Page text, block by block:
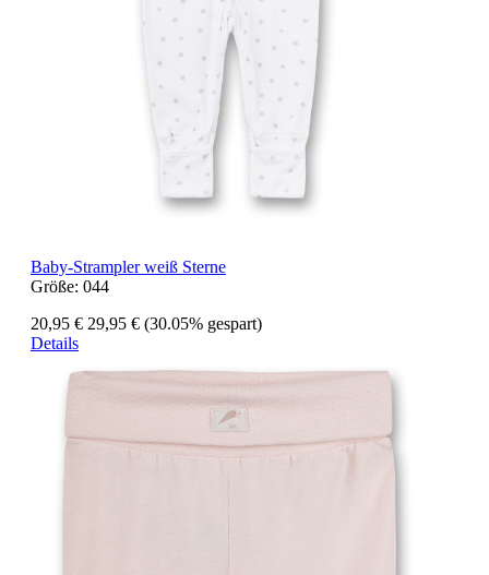
Baby-Strampler weiß Sterne
Größe: 044
20,95 € 29,95 € (30.05% gespart)
Details